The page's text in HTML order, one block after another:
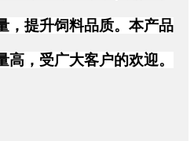
，提升饲料品质。本产品
高，受广大客户的欢迎。